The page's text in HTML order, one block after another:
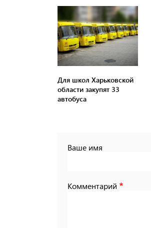
Для школ Харьковской
области закупят 33
автобуса
Ваше имя
Комментарий